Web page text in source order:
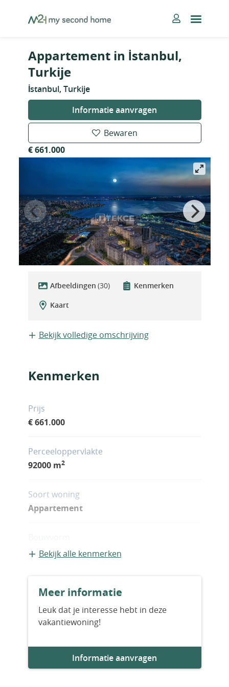
MySecondHome
Appartement in İstanbul,
Turkije
İstanbul, Turkije
Informatie aanvragen
Bewaren
€ 661.000
Afbeeldingen (30)
Kenmerken
Kaart
Bekijk volledige omschrijving
Kenmerken
Prijs
€ 661.000
Perceeloppervlakte
92000 m2
Soort woning
Appartement
Bestaande bouw
2027
Aantal slaapkamers
Aantal badkamers
Bekijk alle kenmerken
Meer informatie
Leuk dat je interesse hebt in deze
vakantiewoning!
Informatie aanvragen